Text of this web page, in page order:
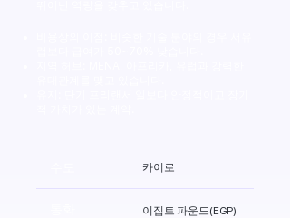
카이로
이집트 파운드(EGP)